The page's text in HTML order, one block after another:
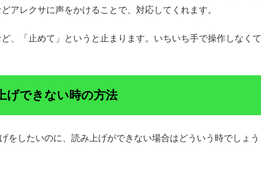
アレクサに声をかけることで、対応してくれます。
、「止めて」というと止まります。いちいち手で操作しなくて
げできない時の方法
をしたいのに、読み上げができない場合はどういう時でしょう